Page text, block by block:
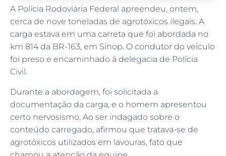
A Polícia Rodoviária Federal apreendeu, ontem,
cerca de nove toneladas de agrotóxicos ilegais. A
carga estava em uma carreta que foi abordada no
km 814 da BR-163, em Sinop. O condutor do veículo
foi preso e encaminhado à delegacia de Polícia
Civil.
Durante a abordagem, foi solicitada a
documentação da carga, e o homem apresentou
certo nervosismo. Ao ser indagado sobre o
conteúdo carregado, afirmou que tratava-se de
agrotóxicos utilizados em lavouras, fato que